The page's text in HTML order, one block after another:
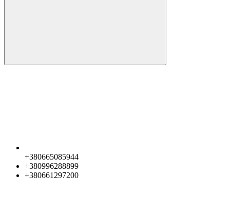
+380665085944
+380996288899
+380661297200